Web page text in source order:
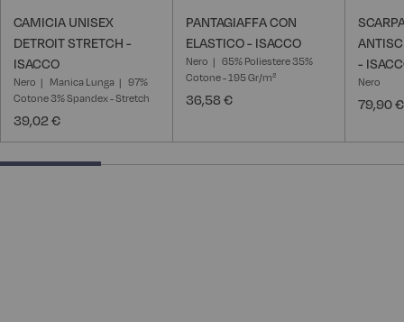
CAMICIA UNISEX
DETROIT STRETCH -
ISACCO
Nero Manica Lunga
97%
Cotone 3% Spandex - Stretch
39,02 €
PANTAGIAFFA CON
ELASTICO - ISACCO
Nero
65% Poliestere 35%
Cotone - 195 Gr/m²
36,58 €
-
Nero
79,90 €
25% completed